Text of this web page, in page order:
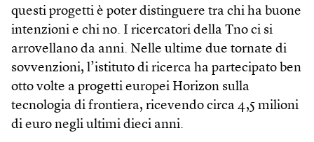
questi progetti è poter distinguere tra chi ha buone
intenzioni e chi no. I ricercatori della Tno ci si
arrovellano da anni. Nelle ultime due tornate di
sovvenzioni, l’istituto di ricerca ha partecipato ben
otto volte a progetti europei Horizon sulla
tecnologia di frontiera, ricevendo circa 4,5 milioni
di euro negli ultimi dieci anni.